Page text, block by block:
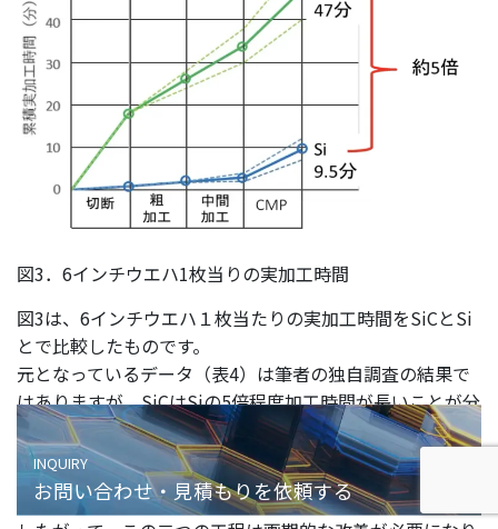
図3．6インチウエハ1枚当りの実加工時間
図3は、6インチウエハ１枚当たりの実加工時間をSiCとSi
とで比較したものです。
元となっているデータ（表4）は筆者の独自調査の結果で
はありますが、SiCはSiの5倍程度加工時間が長いことが分
かります。
Siに比べて明らかに時間がかかっている工程が切断とCMP
です。
お問い合わせ・見積もりを依頼する